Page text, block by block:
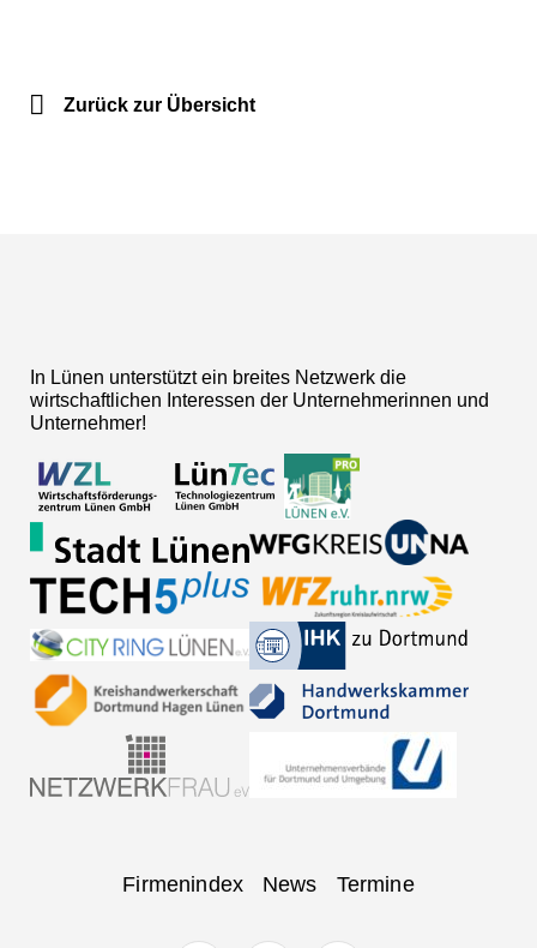
Zurück zur Übersicht
In Lünen unterstützt ein breites Netzwerk die
wirtschaftlichen Interessen der Unternehmerinnen und
Unternehmer!
Firmenindex News Termine